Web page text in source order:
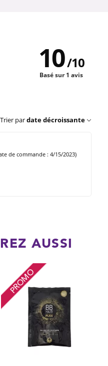
10/10
Basé sur 1 avis
Trier pardate décroissante
de commande : 4/15/2023)
AUSSI
PROMO